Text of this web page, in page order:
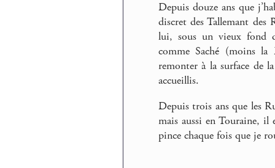
Depuis douze ans que
discret des Tallemant des
lui, sous un vieux fond
comme Saché (moins
remonter à la surface de
accueillis.
Depuis trois ans que les
mais aussi en Touraine, il
pince chaque fois que je